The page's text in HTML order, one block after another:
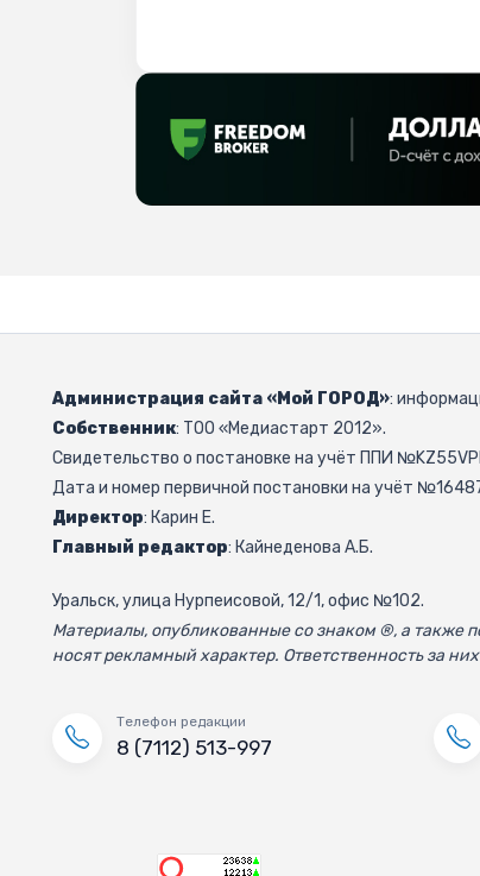
Администрация сайта «Мой ГОРОД»:
Собственник: ТОО «Медиастарт 2012».
Свидетельство о постановке на учёт ППИ
Дата и номер первичной постановки на учёт
Директор: Карин Е.
Главный редактор: Кайнеденова А.Б.
Уральск, улица Нурпеисовой, 12/1, офис №102.
Материалы, опубликованные со знаком ®, а также
носят рекламный характер. Ответственность за
Телефон редакции
8 (7112) 513-997